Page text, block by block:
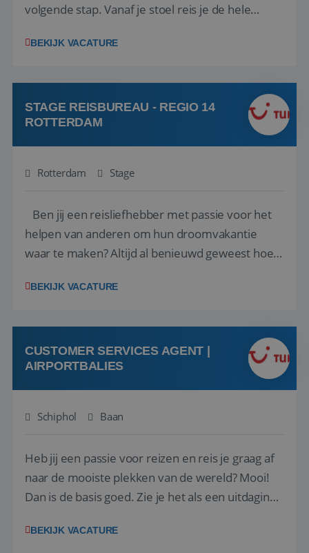
volgende stap. Vanaf je stoel reis je de hele
wensen van je team, je klant en wat er in de
klanten te overtuigen om die droomreis te
boeken! ...
BEKIJK VACATURE
STAGE REISBUREAU - REGIO 14
ROTTERDAM
Rotterdam Stage
Ben jij een reisliefhebber met passie voor het
helpen van anderen om hun droomvakantie
waar te maken? Altijd al benieuwd geweest hoe
van de grootste reisorganisaties? Dan is een
op zoek naar een enthousiaste, leergie...
BEKIJK VACATURE
CUSTOMER SERVICES AGENT |
AIRPORTBALIES
Schiphol Baan
Heb jij een passie voor reizen en reis je graag af
naar de mooiste plekken van de wereld? Mooi!
Dan is de basis goed. Zie je het als een uitdaging
het samenstellen en boeken van de perfecte
BEKIJK VACATURE